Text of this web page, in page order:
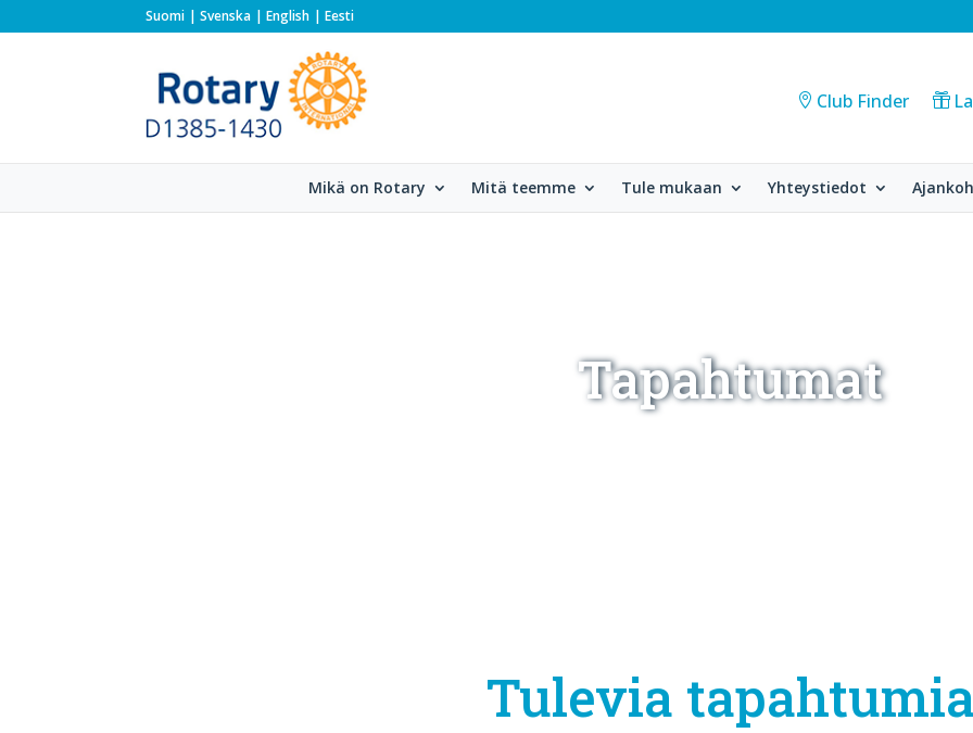
Suomi Svenska English Eesti
Club Finder
Mikä on Rotary Mitä teemme Tule mukaan Yhteystiedot
Tapahtumat
Tulevia